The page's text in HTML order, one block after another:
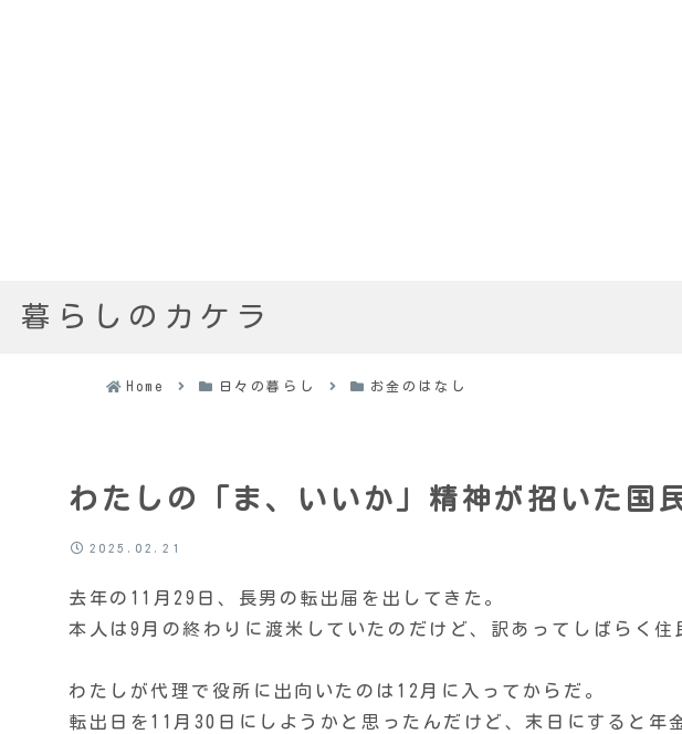
暮らしのカケラ
Home 日々の暮らし お金のはなし
わたしの「ま、いいか」精神が招いた国
2025.02.21
去年の11月29日、長男の転出届を出してきた。
本人は9月の終わりに渡米していたのだけど、訳あってしばらく住
わたしが代理で役所に出向いたのは12月に入ってからだ。
転出日を11月30日にしようかと思ったんだけど、末日にすると年